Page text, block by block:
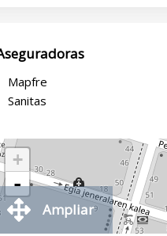
Mapfre
Sanitas
+
-
Ampliar